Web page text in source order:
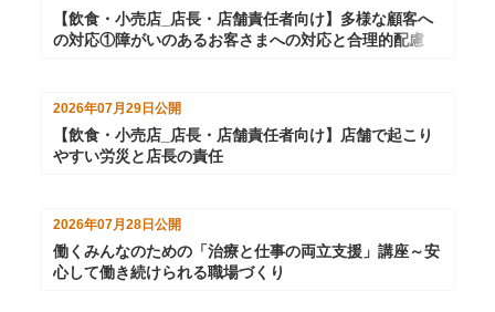
【飲食・小売店_店長・店舗責任者向け】多様な顧客へ
の対応①障がいのあるお客さまへの対応と合理的配慮
2026年07月29日公開
【飲食・小売店_店長・店舗責任者向け】店舗で起こり
やすい労災と店長の責任
2026年07月28日 公開
働くみんなのための「治療と仕事の両立支援」講座～安
心して働き続けられる職場づくり